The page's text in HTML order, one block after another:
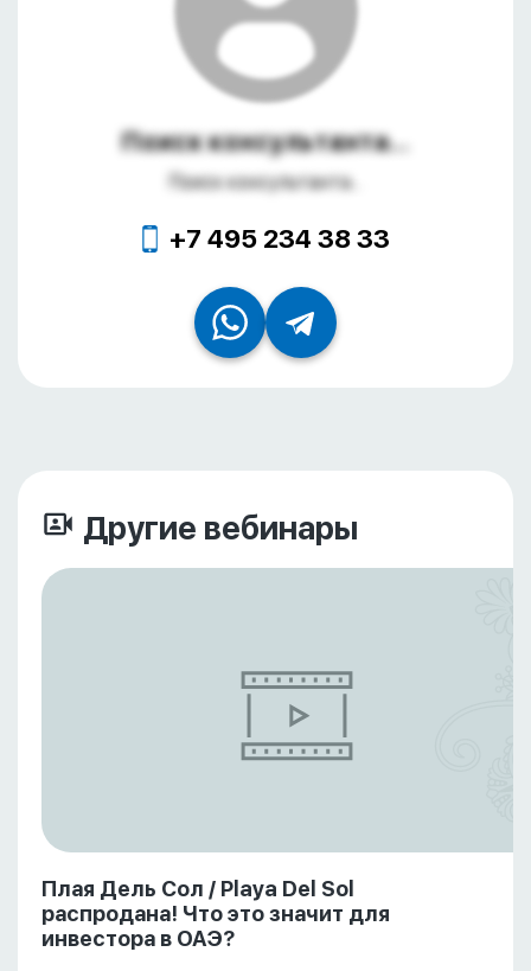
Поиск консультанта...
Поиск консультанта...
+7 495 234 38 33
Другие вебинары
Плая Дель Сол / Playa Del Sol
распродана! Что это значит для
инвестора в ОАЭ?